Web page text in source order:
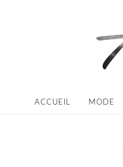
ACCUEIL MODE